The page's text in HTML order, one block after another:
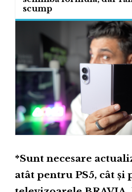
scump
*Sunt necesare
atât pentru PS5, cât și